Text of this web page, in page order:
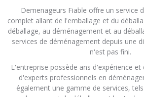
Demenageurs Fiable offre un service
complet allant de l'emballage et du
déballage, au déménagement et au
services de déménagement depuis une
n'est pas fini.
L'entreprise possède ans d'expérience et
d'experts professionnels en
également une gamme de services,